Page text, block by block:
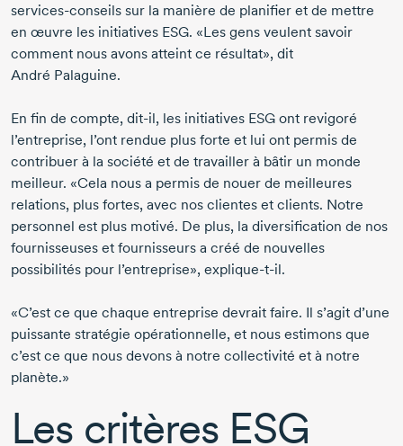
services-conseils sur la manière de planifier et de mettre
en œuvre les initiatives ESG. «Les gens veulent savoir
comment nous avons atteint ce résultat», dit
André Palaguine.
En fin de compte, dit-il, les initiatives ESG ont revigoré
l’entreprise, l’ont rendue plus forte et lui ont permis de
contribuer à la société et de travailler à bâtir un monde
meilleur. «Cela nous a permis de nouer de meilleures
relations, plus fortes, avec nos clientes et clients. Notre
personnel est plus motivé. De plus, la diversification de nos
fournisseuses et fournisseurs a créé de nouvelles
possibilités pour l’entreprise», explique-t-il.
«C’est ce que chaque entreprise devrait faire. Il s’agit d’une
puissante stratégie opérationnelle, et nous estimons que
c’est ce que nous devons à notre collectivité et à notre
planète.»
Les critères ESG